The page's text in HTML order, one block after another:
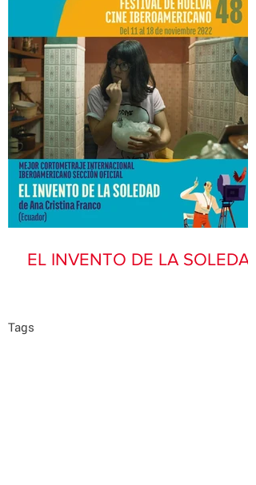
EL INVENTO DE LA SOLEDAD
Tags